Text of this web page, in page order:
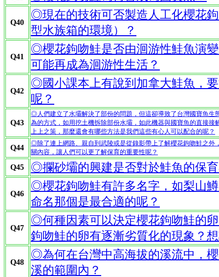
Q40
◎現在的技術可否製造人工化櫻花
型水族箱的環境）？
Q41
◎櫻花鉤吻鮭是否由洄游性鮭魚演
可能再成為洄游性生活？
Q42
◎國小課本上有說到加拿大鮭魚，
呢？
Q43
◎人們建立了水壩解決了部份的問題，但這卻導致了台灣國寶魚
為的方式，如用挖土機拆除部份水壩，如此機器與國寶魚的直接
上上之策，那麼還會有哪些方法是我們這些有心人可以配合的呢？
Q44
◎除了連上網路、親自到武陵或是從錄影帶上了解櫻花鉤吻鮭之
關內容，讓人們可以更了解保育的重要性呢？
Q45 ◎攔砂壩的興建是否對於鮭魚的保
Q46
◎櫻花鉤吻鮭有許多名字，如梨山
命名那個是最合適的呢？
Q47
◎何種因素可以決定櫻花鉤吻鮭的
鉤吻鮭的卵有逐漸劣質化的現象？
Q48
◎為何在台灣中高海拔的溪流中，
溪的範圍內？